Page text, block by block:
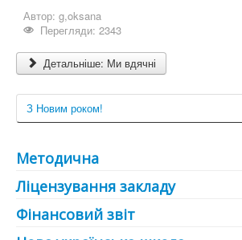
Автор: g,oksana
Перегляди: 2343
Детальніше: Ми вдячні
З Новим роком!
Методична
Ліцензування закладу
Фінансовий звіт